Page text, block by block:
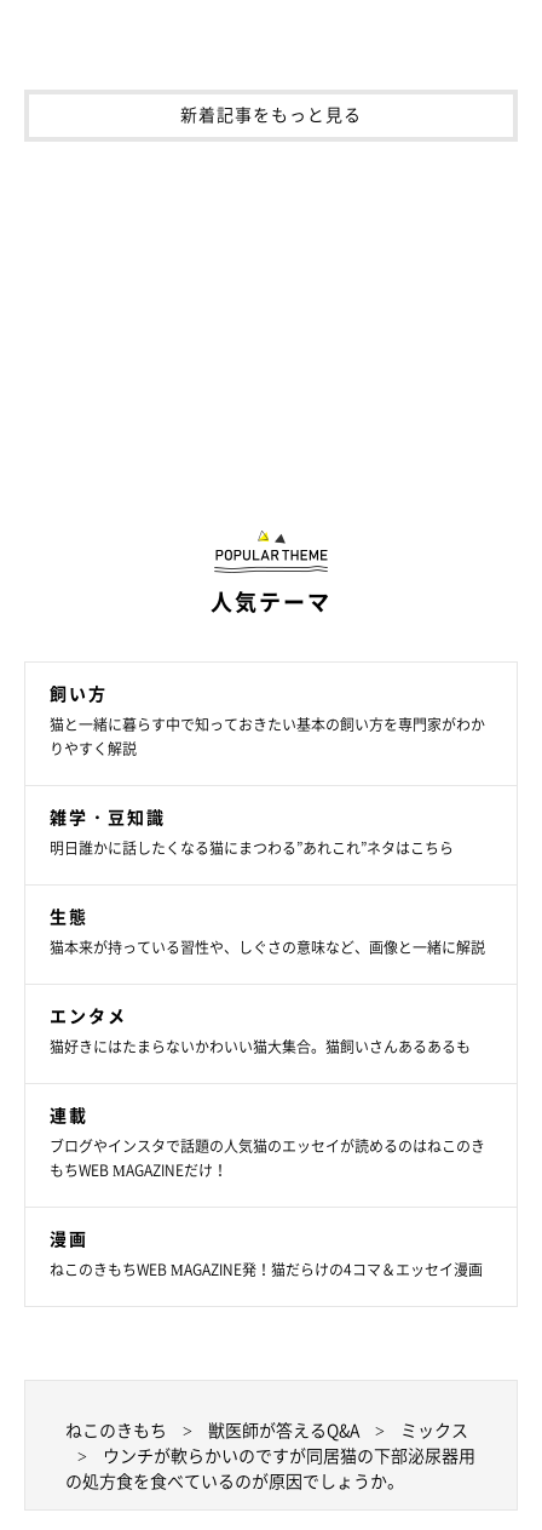
新着記事をもっと見る
人気テーマ
飼い方
猫と一緒に暮らす中で知っておきたい基本の飼い方を専門家がわか
りやすく解説
雑学・豆知識
明日誰かに話したくなる猫にまつわる”あれこれ”ネタはこちら
生態
猫本来が持っている習性や、しぐさの意味など、画像と一緒に解説
エンタメ
猫好きにはたまらないかわいい猫大集合。猫飼いさんあるあるも
連載
ブログやインスタで話題の人気猫のエッセイが読めるのはねこのき
もちWEB MAGAZINEだけ！
漫画
ねこのきもちWEB MAGAZINE発！猫だらけの4コマ＆エッセイ漫画
ねこのきもち 獣医師が答えるQ&A
ミックス
ウンチが軟らかいのですが同居猫の下部泌尿器用
の処方食を食べているのが原因でしょうか。